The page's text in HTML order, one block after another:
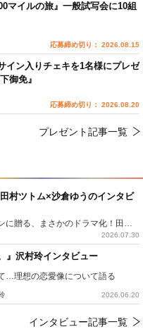
村ツトム×沙倉ゆうのインタビ
2026.07.30
』沢村玲インタビュー
…理想の恋愛像について語る
2026.06.20
インタビュー記事一覧
マイルの旅』一般試写会に10組
応募締め切り： 2026.08.15
イン入りチェキを1名様にプレゼ
御免』
応募締め切り： 2026.08.20
プレゼント記事一覧